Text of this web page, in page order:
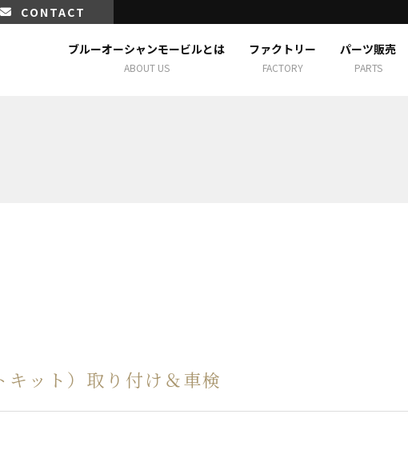
CONTACT
ブルーオーシャンモービルとは
ABOUT US
ファクトリー
FACTORY
パーツ販売
PARTS
ット）取り付け＆車検